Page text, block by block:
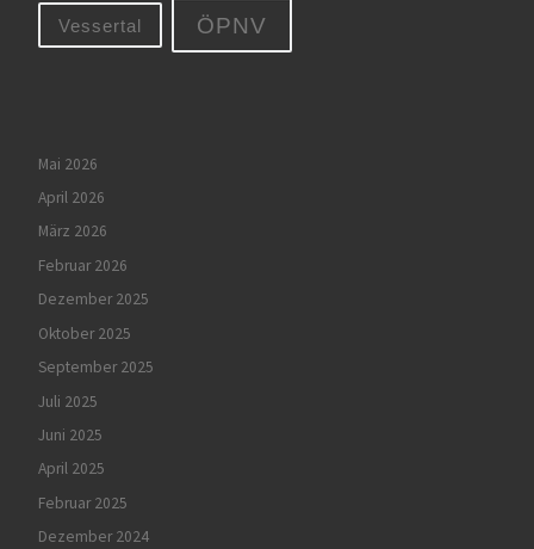
Vessertal ÖPNV
Mai 2026
April 2026
März 2026
Februar 2026
Dezember 2025
Oktober 2025
September 2025
Juli 2025
Juni 2025
April 2025
Februar 2025
Dezember 2024